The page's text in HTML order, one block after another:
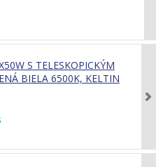
S TELESKOPICKÝM
BIELA 6500K, KELTIN